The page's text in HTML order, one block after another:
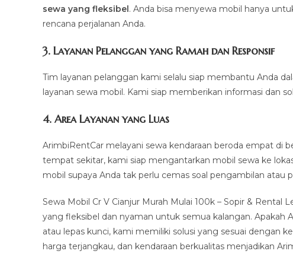
sewa yang fleksibel. Anda bisa menyewa mobil hanya
rencana perjalanan Anda.
3. Layanan Pelanggan yang Ramah dan Responsif
Tim layanan pelanggan kami selalu siap membantu Anda
layanan sewa mobil. Kami siap memberikan informasi dan
4. Area Layanan yang Luas
ArimbiRentCar melayani sewa kendaraan beroda empat di
tempat sekitar, kami siap mengantarkan mobil sewa ke
mobil supaya Anda tak perlu cemas soal pengambilan atau
Sewa Mobil Cr V Cianjur Murah Mulai 100k – Sopir & Rental
yang fleksibel dan nyaman untuk semua kalangan. Apakah
atau lepas kunci, kami memiliki solusi yang sesuai dengan
harga terjangkau, dan kendaraan berkualitas menjadikan